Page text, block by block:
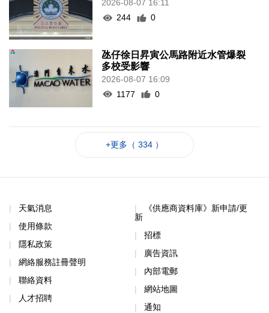
2026-08-07 16:11
244
0
氹仔徐日昇寅公馬路附近水管爆裂
多校受影響
2026-08-07 16:09
1177
0
+更多（ 334 ）
天氣消息
使用條款
隱私政策
網絡服務註冊聲明
聯絡資料
人才招聘
《供應商資料庫》新申請/更
新
招標
廣告資訊
內部電郵
網站地圖
通知